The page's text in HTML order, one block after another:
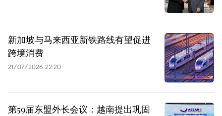
新加坡与马来西亚新铁路线有望促进
跨境消费
21/07/2026 22:20
第59届东盟外长会议：越南提出巩固